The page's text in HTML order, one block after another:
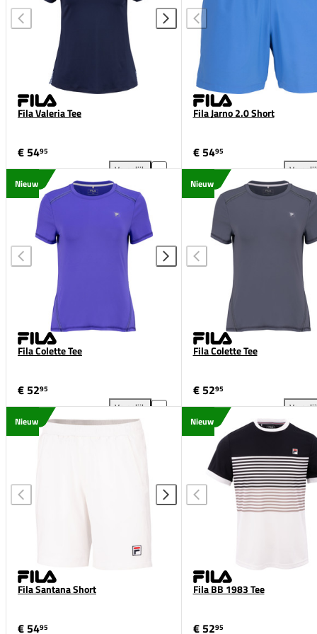
Fila Valeria Tee
€ 5495
Vergelijk
Fila Valeria Tee toevoegen aan vergelijking
Fila Jarno 2.0 Short
€ 5495
Nieuw
Fila Colette Tee
€ 5295
Vergelijk
Fila Colette Tee toevoegen aan vergelijking
Nieuw
Fila Colette Tee
€ 5295
Nieuw
Fila Santana Short
€ 5495
Nieuw
Fila BB 1983 Tee
€ 5295